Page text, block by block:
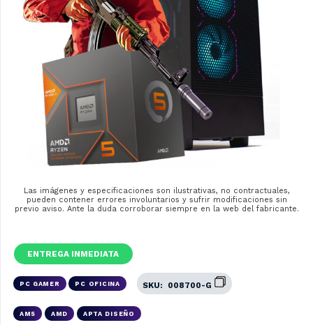
Las imágenes y especificaciones son ilustrativas, no contractuales,
pueden contener errores involuntarios y sufrir modificaciones sin
previo aviso. Ante la duda corroborar siempre en la web del fabricante.
ENTREGA INMEDIATA
PC GAMER PC OFICINA SKU: 008700-G
AM5 AMD APTA DISEÑO